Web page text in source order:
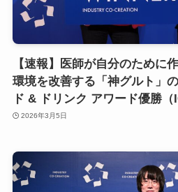
【速報】医師が自分のために
環境を改善する「神グルト」
ド & ドリンク アワード優勝（
2026年3月5日